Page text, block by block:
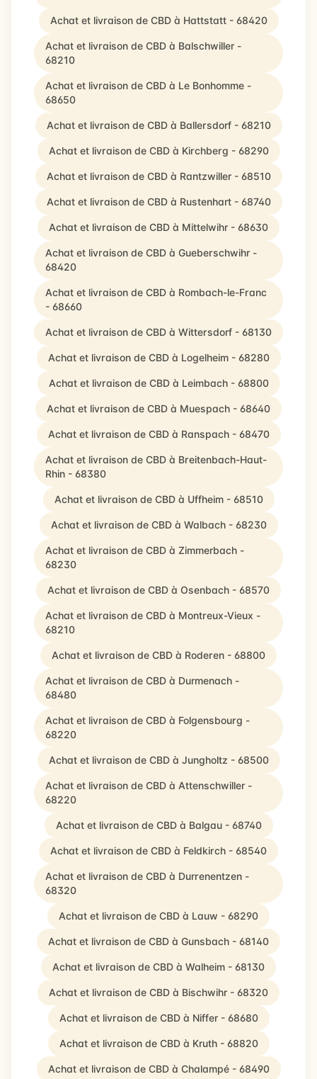
Achat et livraison de CBD à Hattstatt - 68420
Achat et livraison de CBD à Balschwiller -
68210
Achat et livraison de CBD à Le Bonhomme -
68650
Achat et livraison de CBD à Ballersdorf - 68210
Achat et livraison de CBD à Kirchberg - 68290
Achat et livraison de CBD à Rantzwiller - 68510
Achat et livraison de CBD à Rustenhart - 68740
Achat et livraison de CBD à Mittelwihr - 68630
Achat et livraison de CBD à Gueberschwihr -
68420
Achat et livraison de CBD à Rombach-le-Franc
- 68660
Achat et livraison de CBD à Wittersdorf - 68130
Achat et livraison de CBD à Logelheim - 68280
Achat et livraison de CBD à Leimbach - 68800
Achat et livraison de CBD à Muespach - 68640
Achat et livraison de CBD à Ranspach - 68470
Achat et livraison de CBD à Breitenbach-Haut-
Rhin - 68380
Achat et livraison de CBD à Uffheim - 68510
Achat et livraison de CBD à Walbach - 68230
Achat et livraison de CBD à Zimmerbach -
68230
Achat et livraison de CBD à Osenbach - 68570
Achat et livraison de CBD à Montreux-Vieux -
68210
Achat et livraison de CBD à Roderen - 68800
Achat et livraison de CBD à Durmenach -
68480
Achat et livraison de CBD à Folgensbourg -
68220
Achat et livraison de CBD à Jungholtz - 68500
Achat et livraison de CBD à Attenschwiller -
68220
Achat et livraison de CBD à Balgau - 68740
Achat et livraison de CBD à Feldkirch - 68540
Achat et livraison de CBD à Durrenentzen -
68320
Achat et livraison de CBD à Lauw - 68290
Achat et livraison de CBD à Gunsbach - 68140
Achat et livraison de CBD à Walheim - 68130
Achat et livraison de CBD à Bischwihr - 68320
Achat et livraison de CBD à Niffer - 68680
Achat et livraison de CBD à Kruth - 68820
Achat et livraison de CBD à Chalampé - 68490